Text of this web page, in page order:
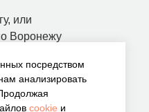
или
Воронежу
Ваш
виде.
странице
посредством
анализировать
cookie и